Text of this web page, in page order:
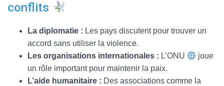
conflits
La diplomatie : Les pays discutent pour trouver un
accord sans utiliser la violence.
Les organisations internationales : L’ONU
joue
un rôle important pour maintenir la paix.
L’aide humanitaire : Des associations comme la